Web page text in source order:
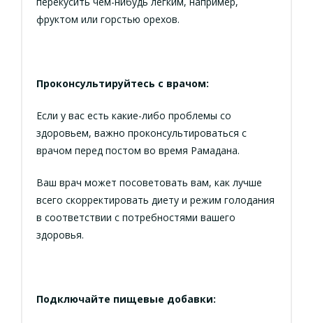
фруктом или горстью орехов.
Проконсультируйтесь с врачом:
Если у вас есть какие-либо проблемы со
здоровьем, важно проконсультироваться с
врачом перед постом во время Рамадана.
Ваш врач может посоветовать вам, как лучше
всего скорректировать диету и режим голодания
в соответствии с потребностями вашего
здоровья.
Подключайте пищевые добавки: